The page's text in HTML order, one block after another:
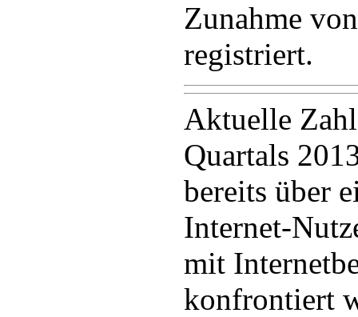
Zunahme
registriert.
Aktuelle
Quartals
bereits über
Internet-
mit
konfrontiert